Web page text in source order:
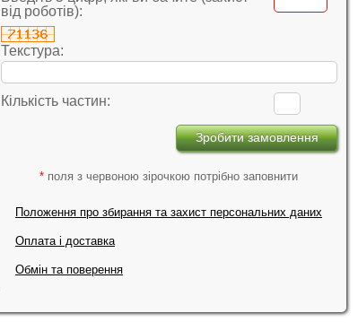
від роботів):
Текстура:
Кількість частин:
* поля з червоною зірочкою потрібно заповнити
Положення про збирання та захист персональних даних
Оплата і доставка
Обмін та поверення